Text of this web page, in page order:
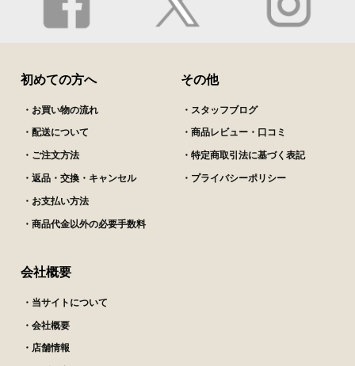
初めての方へ
・お買い物の流れ
・配送について
・ご注文方法
・返品・交換・キャンセル
・お支払い方法
・商品代金以外の必要手数料
その他
・スタッフブログ
・商品レビュー・口コミ
・特定商取引法に基づく表記
・プライバシーポリシー
会社概要
・当サイトについて
・会社概要
・店舗情報